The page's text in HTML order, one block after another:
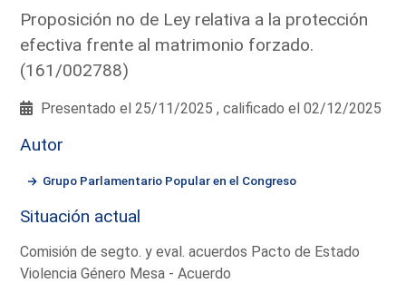
Proposición no de Ley relativa a la protección
efectiva frente al matrimonio forzado.
(161/002788)
Presentado el 25/11/2025 , calificado el 02/12/2025
Autor
Grupo Parlamentario Popular en el Congreso
Situación actual
Comisión de segto. y eval. acuerdos Pacto de Estado
Violencia Género Mesa - Acuerdo